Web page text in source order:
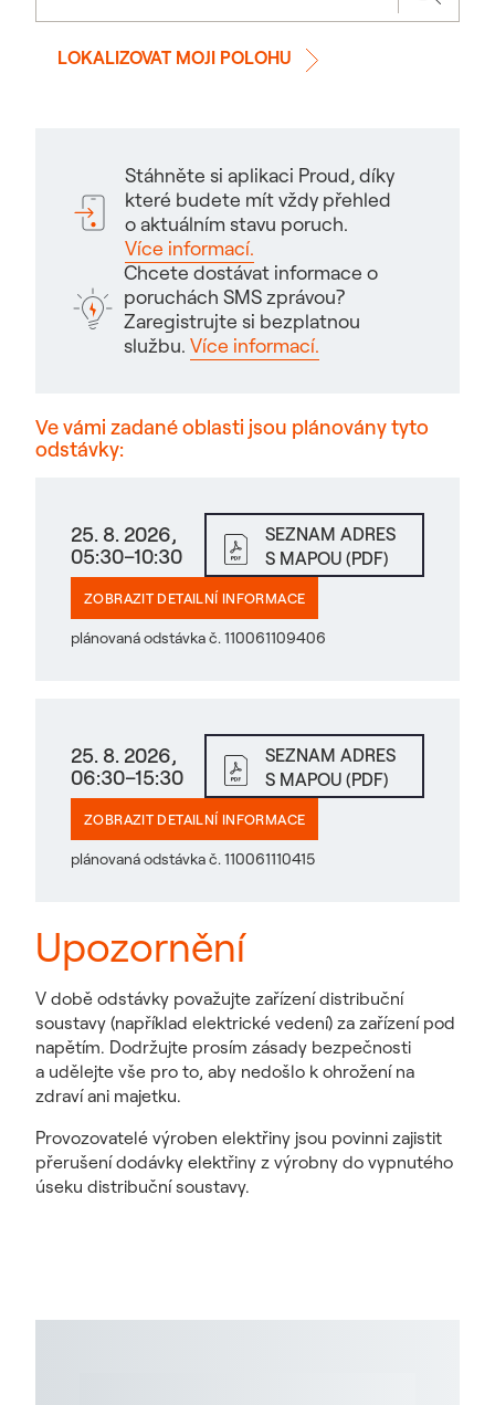
LOKALIZOVAT MOJI POLOHU
Stáhněte si aplikaci Proud, díky
které budete mít vždy přehled
o aktuálním stavu poruch.
Více informací.
Chcete dostávat informace o
poruchách SMS zprávou?
Zaregistrujte si bezplatnou
službu. Více informací.
Ve vámi zadané oblasti jsou plánovány tyto
odstávky:
25. 8. 2026,
05:30–10:30
SEZNAM ADRES
S MAPOU (PDF)
ZOBRAZIT DETAILNÍ INFORMACE
plánovaná odstávka č. 110061109406
25. 8. 2026,
06:30–15:30
SEZNAM ADRES
S MAPOU (PDF)
ZOBRAZIT DETAILNÍ INFORMACE
plánovaná odstávka č. 110061110415
Upozornění
V době odstávky považujte zařízení distribuční
soustavy (například elektrické vedení) za zařízení pod
napětím. Dodržujte prosím zásady bezpečnosti
a udělejte vše pro to, aby nedošlo k ohrožení na
zdraví ani majetku.
Provozovatelé výroben elektřiny jsou povinni zajistit
přerušení dodávky elektřiny z výrobny do vypnutého
úseku distribuční soustavy.